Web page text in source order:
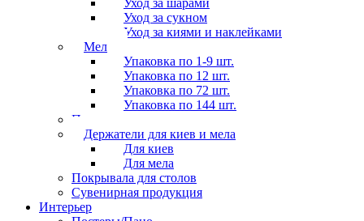
Уход за сукном
Уход за киями и наклейками
Мел
Упаковка по 1-9 шт.
Упаковка по 12 шт.
Упаковка по 72 шт.
Упаковка по 144 шт.
Перчатки
Держатели для киев и мела
Для киев
Для мела
Покрывала для столов
Сувенирная продукция
Интерьер